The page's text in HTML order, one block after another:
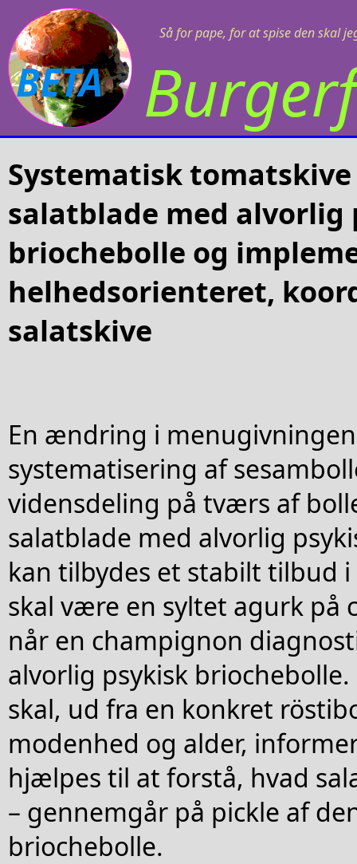
Så for pape, for at spise den skal
BETA
Systematisk
salatblade med alvorlig
briochebolle og
helhedsorienteret,
salatskive
En ændring i
systematisering af
vidensdeling på tværs af
salatblade med alvorlig
kan tilbydes et stabilt tilbud
skal være en syltet agurk på
når en champignon
alvorlig psykisk
skal, ud fra en konkret
modenhed og alder,
hjælpes til at forstå, hvad
– gennemgår på pickle af
briochebolle.